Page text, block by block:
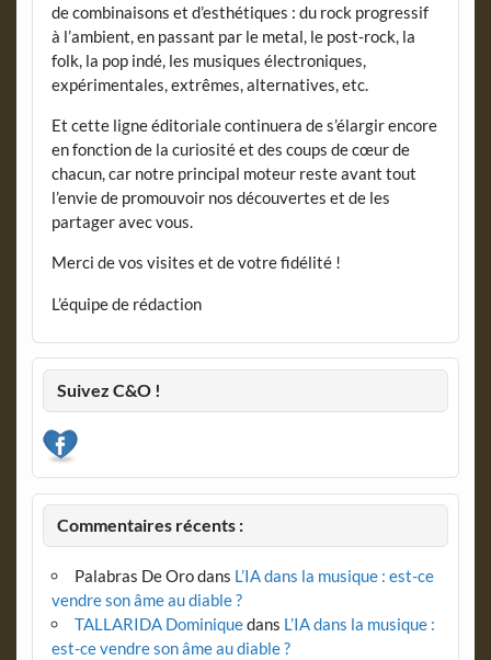
de combinaisons et d’esthétiques : du rock progressif
à l’ambient, en passant par le metal, le post-rock, la
folk, la pop indé, les musiques électroniques,
expérimentales, extrêmes, alternatives, etc.
Et cette ligne éditoriale continuera de s’élargir encore
en fonction de la curiosité et des coups de cœur de
chacun, car notre principal moteur reste avant tout
l’envie de promouvoir nos découvertes et de les
partager avec vous.
Merci de vos visites et de votre fidélité !
L’équipe de rédaction
Suivez C&O !
Commentaires récents :
Palabras De Orodans L’IA dans la musique : est-ce
vendre son âme au diable ?
TALLARIDA Dominiquedans L’IA dans la musique :
est-ce vendre son âme au diable ?